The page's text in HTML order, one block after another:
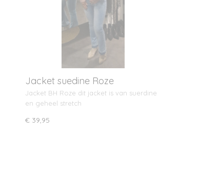
Jacket suedine Roze
Jacket BH Roze dit jacket is van suerdine
en geheel stretch
€ 39,95